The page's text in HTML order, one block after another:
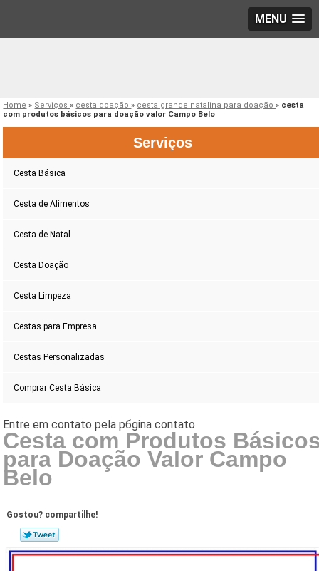
MENU
Home » Serviços» cesta doação» cesta grande natalina para doação» cesta
com produtos básicos para doação valor Campo Belo
Serviços
Cesta Básica
Cesta de Alimentos
Cesta de Natal
Cesta Doação
Cesta Limpeza
Cestas para Empresa
Cestas Personalizadas
Comprar Cesta Básica
Cesta com Produtos
para Doação Valor Campo
Belo
Gostou? compartilhe!